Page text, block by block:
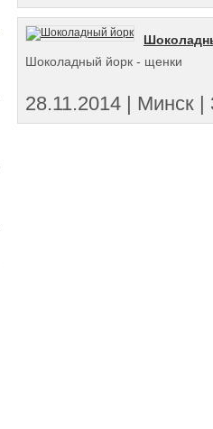
Шоколадный йорк - щенки
28.11.2014 | Минск |